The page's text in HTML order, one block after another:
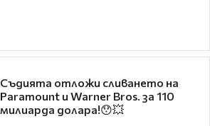
Съдията отложи сливането на
Paramount и Warner Bros. за 110
милиарда долара!😯💥